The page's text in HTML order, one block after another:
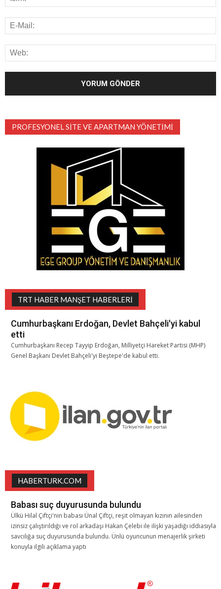
PROFESYONEL SITE VE APARTMAN YÖNETIMI
TRT HABER MANŞET HABERLERI
Cumhurbaşkanı Erdoğan, Devlet Bahçeli'yi kabul
etti
Cumhurbaşkanı Recep Tayyip Erdoğan, Milliyetçi Hareket Partisi (MHP)
Genel Başkanı Devlet Bahçeli'yi Beştepe'de kabul etti.
HABERTURK.COM
Babası suç duyurusunda bulundu
Ülkü Hilal Çiftçi'nin babası Ünal Çiftçi, reşit olmayan kızının ailesinden
izinsiz çalıştırıldığı ve rol arkadaşı Hakan Çelebi ile ilişki yaşadığı iddiasıyla
savcılığa suç duyurusunda bulundu. Ünlü oyuncunun menajerlik şirketi
konuyla ilgili açıklama yaptı